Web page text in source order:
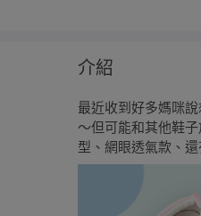
介紹
最近收到好多媽咪
～但可能和其他鞋
型、網眼透氣款、